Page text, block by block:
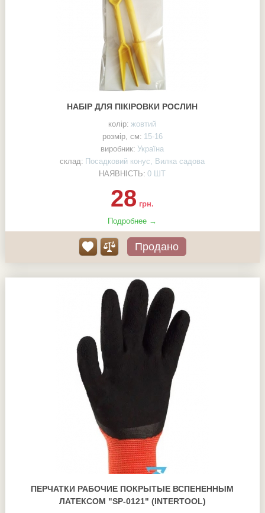
НАБІР ДЛЯ ПІКІРОВКИ РОСЛИН
колір: жовтий
розмір, см: 15-16
виробник: Україна
склад: Посадковий конус, Вилка садова
НАЯВНІСТЬ: 0 ШТ
28 грн.
Подробнее →
Продано
ПЕРЧАТКИ РАБОЧИЕ ПОКРЫТЫЕ ВСПЕНЕННЫМ
ЛАТЕКСОМ "SP-0121" (INTERTOOL)